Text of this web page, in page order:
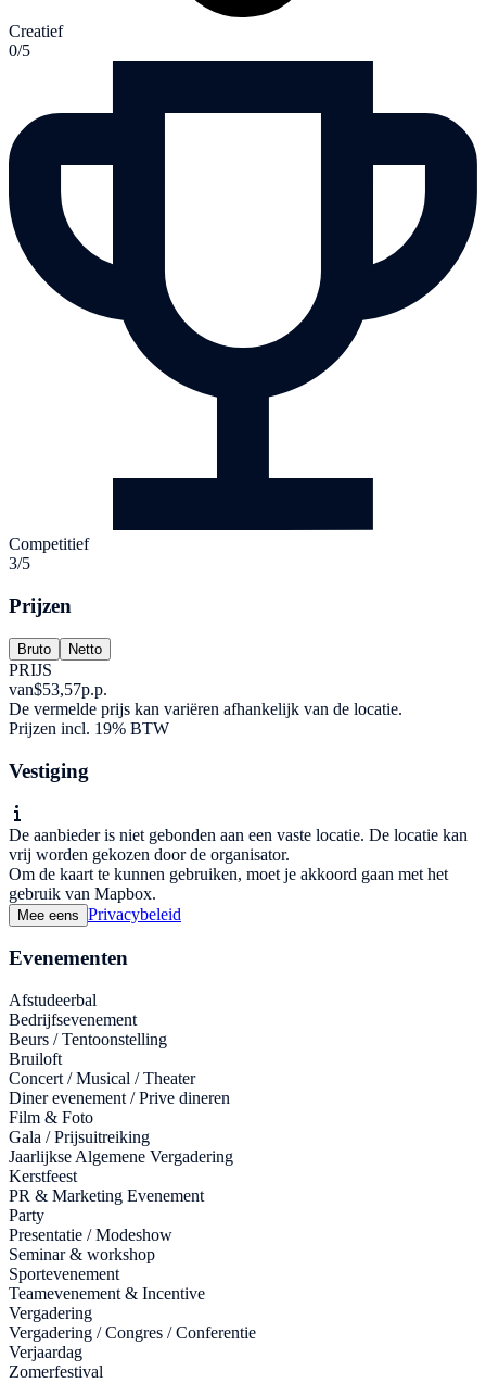
Creatief
0/5
Competitief
3/5
Prijzen
Bruto Netto
PRIJS
van$53,57p.p.
De vermelde prijs kan variëren afhankelijk van de locatie.
Prijzen incl. 19% BTW
Vestiging
De aanbieder is niet gebonden aan een vaste locatie. De locatie kan
vrij worden gekozen door de organisator.
Om de kaart te kunnen gebruiken, moet je akkoord gaan met het
gebruik van Mapbox.
Mee eens Privacybeleid
Evenementen
Afstudeerbal
Bedrijfsevenement
Beurs / Tentoonstelling
Bruiloft
Concert / Musical / Theater
Diner evenement / Prive dineren
Film & Foto
Gala / Prijsuitreiking
Jaarlijkse Algemene Vergadering
Kerstfeest
PR & Marketing Evenement
Party
Presentatie / Modeshow
Seminar & workshop
Sportevenement
Teamevenement & Incentive
Vergadering
Vergadering / Congres / Conferentie
Verjaardag
Zomerfestival